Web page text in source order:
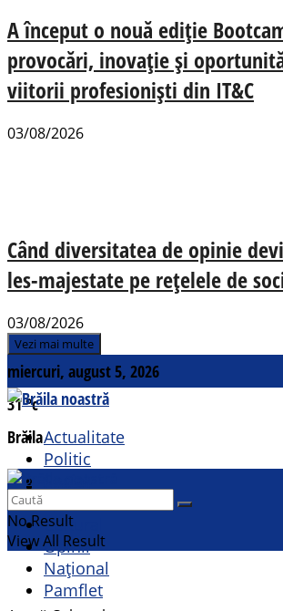
A început o nouă ediție
provocări, inovație și
viitorii profesioniști din IT&C
03/08/2026
Când diversitatea de opinie
les-majestate pe rețelele de
03/08/2026
Vezi mai multe
miercuri, august 5, 2026
31°c
Brăila
Contact
Actualitate
Politic
Cultural
Opinii
Național
Pamflet
No Result
View All Result